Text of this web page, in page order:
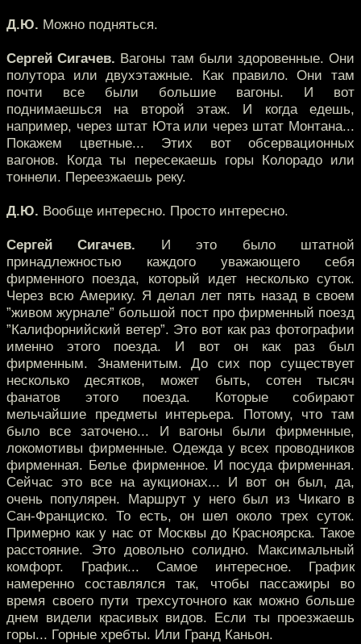
Д.Ю. Можно подняться.
Сергей Сигачев. Вагоны там были здоровенные. Они
полутора или двухэтажные. Как правило. Они там
почти все были большие вагоны. И вот
поднимаешься на второй этаж. И когда едешь,
например, через штат Юта или через штат Монтана...
Покажем цветные... Этих вот обсервационных
вагонов. Когда ты пересекаешь горы Колорадо или
тоннели. Переезжаешь реку.
Д.Ю. Вообще интересно. Просто интересно.
Сергей Сигачев. И это было штатной
принадлежностью каждого уважающего себя
фирменного поезда, который идет несколько суток.
Через всю Америку. Я делал лет пять назад в своем
”живом журнале” большой пост про фирменный поезд
”Калифорнийский ветер”. Это вот как раз фотографии
именно этого поезда. И вот он как раз был
фирменным. Знаменитым. До сих пор существует
несколько десятков, может быть, сотен тысяч
фанатов этого поезда. Которые собирают
мельчайшие предметы интерьера. Потому, что там
было все заточено... И вагоны были фирменные,
локомотивы фирменные. Одежда у всех проводников
фирменная. Белье фирменное. И посуда фирменная.
Сейчас это все на аукционах... И вот он был, да,
очень популярен. Маршрут у него был из Чикаго в
Сан-Франциско. То есть, он шел около трех суток.
Примерно как у нас от Москвы до Красноярска. Такое
расстояние. Это довольно солидно. Максимальный
комфорт. График... Самое интересное. График
намеренно составлялся так, чтобы пассажиры во
время своего пути трехсуточного как можно больше
днем видели красивых видов. Если ты проезжаешь
горы... Горные хребты. Или Гранд Каньон.